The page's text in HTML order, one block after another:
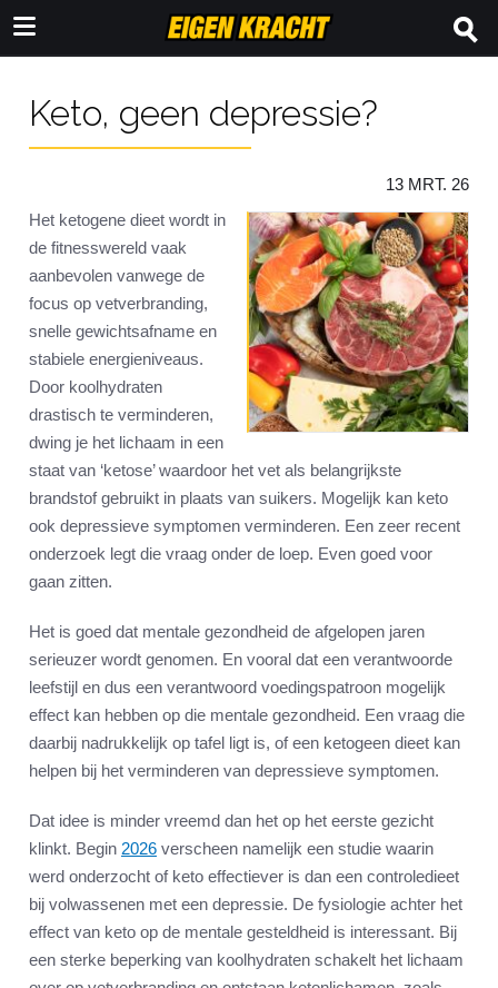
Keto, geen depressie?
13 MRT. 26
Het ketogene dieet wordt in
de fitnesswereld vaak
aanbevolen vanwege de
focus op vetverbranding,
snelle gewichtsafname en
stabiele energieniveaus.
Door koolhydraten
drastisch te verminderen,
dwing je het lichaam in een
staat van ‘ketose’ waardoor het vet als belangrijkste
brandstof gebruikt in plaats van suikers. Mogelijk kan keto
ook depressieve symptomen verminderen. Een zeer recent
onderzoek legt die vraag onder de loep. Even goed voor
gaan zitten.
Het is goed dat mentale gezondheid de afgelopen jaren
serieuzer wordt genomen. En vooral dat een verantwoorde
leefstijl en dus een verantwoord voedingspatroon mogelijk
effect kan hebben op die mentale gezondheid. Een vraag die
daarbij nadrukkelijk op tafel ligt is, of een ketogeen dieet kan
helpen bij het verminderen van depressieve symptomen.
Dat idee is minder vreemd dan het op het eerste gezicht
klinkt. Begin 2026 verscheen namelijk een studie waarin
werd onderzocht of keto effectiever is dan een controledieet
bij volwassenen met een depressie. De fysiologie achter het
effect van keto op de mentale gesteldheid is interessant. Bij
een sterke beperking van koolhydraten schakelt het lichaam